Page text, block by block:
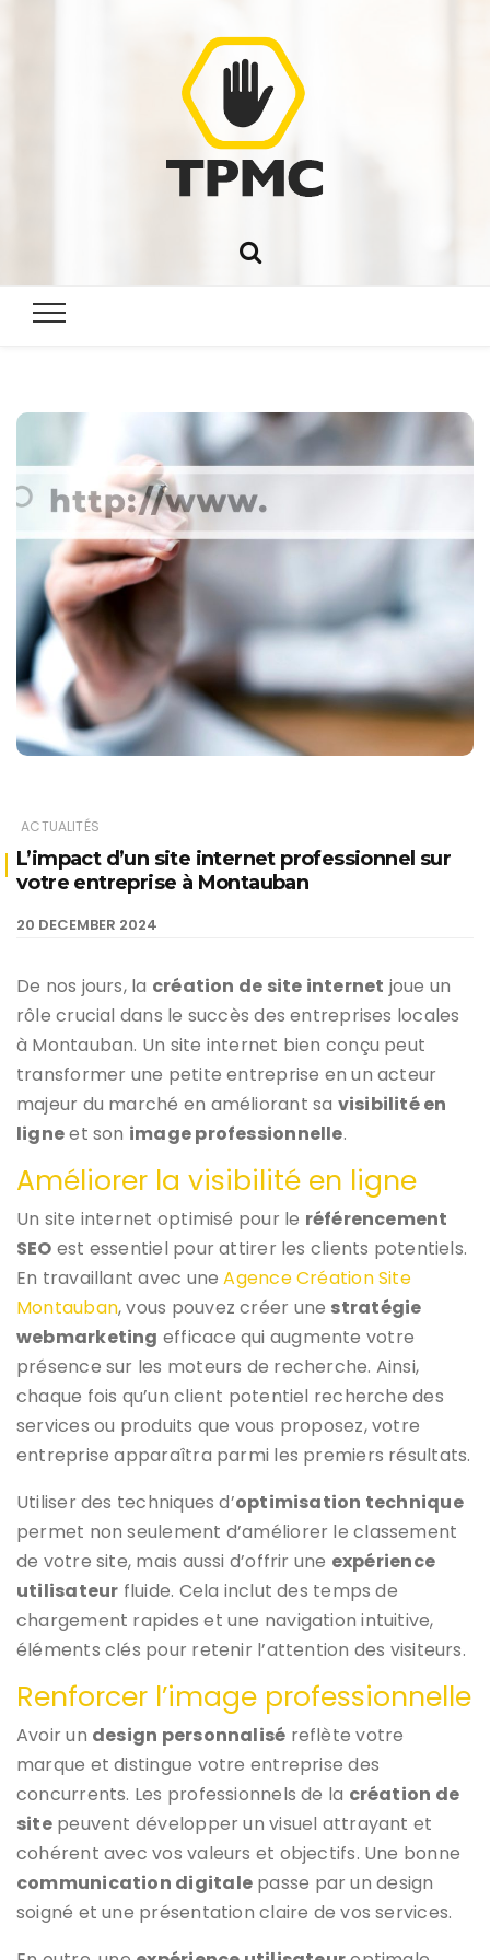
ACTUALITÉS
L’impact d’un site internet professionnel sur
votre entreprise à Montauban
20 DECEMBER 2024
De nos jours, la création de site internet joue un
rôle crucial dans le succès des entreprises locales
à Montauban. Un site internet bien conçu peut
transformer une petite entreprise en un acteur
majeur du marché en améliorant sa visibilité en
ligneet son image professionnelle.
Améliorer la visibilité en ligne
Un site internet optimisé pour le référencement
SEO est essentiel pour attirer les clients potentiels.
En travaillant avec uneAgence Création Site
Montauban, vous pouvez créer une stratégie
webmarketing efficace qui augmente votre
présence sur les moteurs de recherche. Ainsi,
chaque fois qu’un client potentiel recherche des
services ou produits que vous proposez, votre
entreprise apparaîtra parmi les premiers résultats.
Utiliser des techniques d’optimisation technique
permet non seulement d’améliorer le classement
de votre site, mais aussi d’offrir une expérience
utilisateur fluide. Cela inclut des temps de
chargement rapides et une navigation intuitive,
éléments clés pour retenir l’attention des visiteurs.
Renforcer l’image professionnelle
Avoir un design personnalisé reflète votre
marque et distingue votre entreprise des
concurrents. Les professionnels de la création de
sitepeuvent développer un visuel attrayant et
cohérent avec vos valeurs et objectifs. Une bonne
communication digitalepasse par un design
soigné et une présentation claire de vos services.